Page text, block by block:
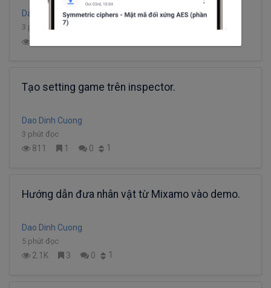
Dao Dinh Cuong
3 phút đọc
Tạo setting game trên inspector.
Dao Dinh Cuong
3 phút đọc
811 1 0 1
Hướng dẫn đưa nhân vật từ Mixamo vào demo.
Dao Dinh Cuong
5 phút đọc
2.1K 3 0 1